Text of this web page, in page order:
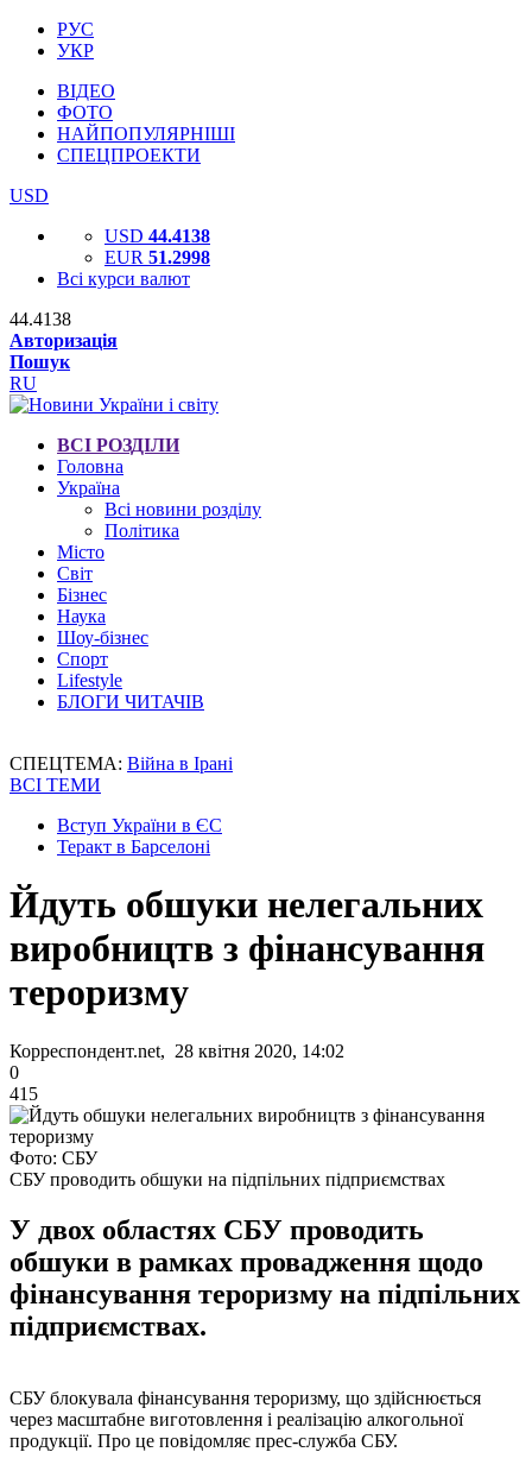
РУС
УКР
ВІДЕО
ФОТО
НАЙПОПУЛЯРНІШІ
СПЕЦПРОЕКТИ
USD
USD 44.4138
EUR 51.2998
Всі курси валют
44.4138
Авторизація
Пошук
RU
ВСІ РОЗДІЛИ
Головна
Україна
Всі новини розділу
Політика
Місто
Світ
Бізнес
Наука
Шоу-бізнес
Спорт
Lifestyle
БЛОГИ ЧИТАЧІВ
СПЕЦТЕМА: Війна в Ірані
ВСІ ТЕМИ
Вступ України в ЄС
Теракт в Барселоні
Йдуть обшуки нелегальних
виробництв з фінансування
тероризму
Корреспондент.net, 28 квітня 2020, 14:02
0
415
Фото: СБУ
СБУ проводить обшуки на підпільних підприємствах
У двох областях СБУ проводить
обшуки в рамках провадження щодо
фінансування тероризму на підпільних
підприємствах.
СБУ блокувала фінансування тероризму, що здійснюється
через масштабне виготовлення і реалізацію алкогольної
продукції. Про це повідомляє прес-служба СБУ.